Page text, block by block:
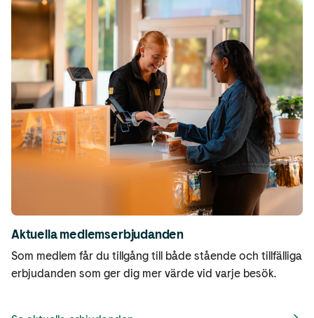
Aktuella medlemserbjudanden
Som medlem får du tillgång till både stående och tillfälliga
erbjudanden som ger dig mer värde vid varje besök.